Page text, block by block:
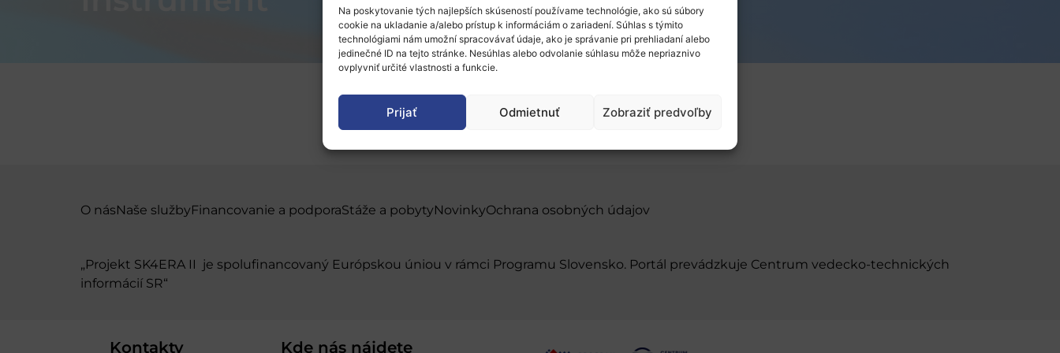
Na poskytovanie tých najlepších skúseností používame technológie, ako sú súbory
cookie na ukladanie a/alebo prístup k informáciám o zariadení. Súhlas s týmito
technológiami nám umožní spracovávať údaje, ako je správanie pri prehliadaní alebo
jedinečné ID na tejto stránke. Nesúhlas alebo odvolanie súhlasu môže nepriaznivo
ovplyvniť určité vlastnosti a funkcie.
Prijať Odmietnuť Zobraziť predvoľby
O násNaše službyFinancovanie a podporaStáže a pobytyNovinkyOchrana osobných údajov
„Projekt SK4ERA II je spolufinancovaný Európskou úniou v rámci Programu Slovensko. Portál prevádzkuje Centrum vedecko-technických
informácií SR“
Kontakty Kde nás nájdete